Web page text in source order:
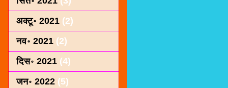
अक्टू॰ 2021 (2)
नव॰ 2021 (2)
दिस॰ 2021 (4)
जन॰ 2022 (5)